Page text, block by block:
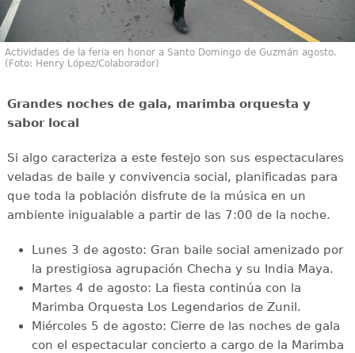
Actividades de la feria en honor a Santo Domingo de Guzmán agosto.
(Foto: Henry López/Colaborador)
Grandes noches de gala, marimba orquesta y
sabor local
Si algo caracteriza a este festejo son sus espectaculares
veladas de baile y convivencia social, planificadas para
que toda la población disfrute de la música en un
ambiente inigualable a partir de las 7:00 de la noche.
Lunes 3 de agosto: Gran baile social amenizado por
la prestigiosa agrupación Checha y su India Maya.
Martes 4 de agosto: La fiesta continúa con la
Marimba Orquesta Los Legendarios de Zunil.
Miércoles 5 de agosto: Cierre de las noches de gala
con el espectacular concierto a cargo de la Marimba